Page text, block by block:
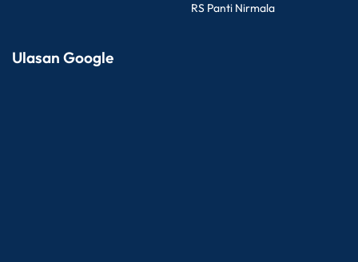
RS Panti Nirmala
Ulasan Google